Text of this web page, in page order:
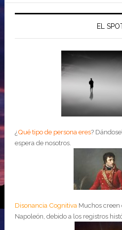
EL
¿Qué tipo de persona eres?
espera de nosotros.
Disonancia Cognitiva Muchos
Napoleón, debido a los registros